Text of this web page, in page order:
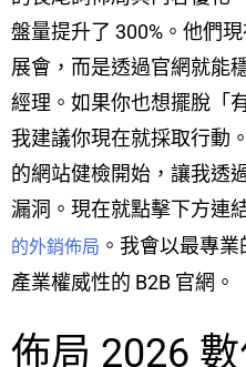
盤量提升了 300%。他們
展會，而是透過官網就能
經理。如果你也想擺脫「
我建議你現在就採取行動
的網站健檢開始，讓我透
漏洞。現在就點擊下方連
的外銷佈局 。我會以最專
產業權威性的 B2B 官網。
佈局 2026